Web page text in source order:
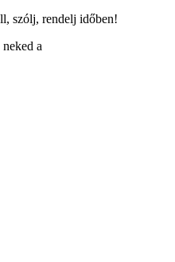
szólj, rendelj időben!
a